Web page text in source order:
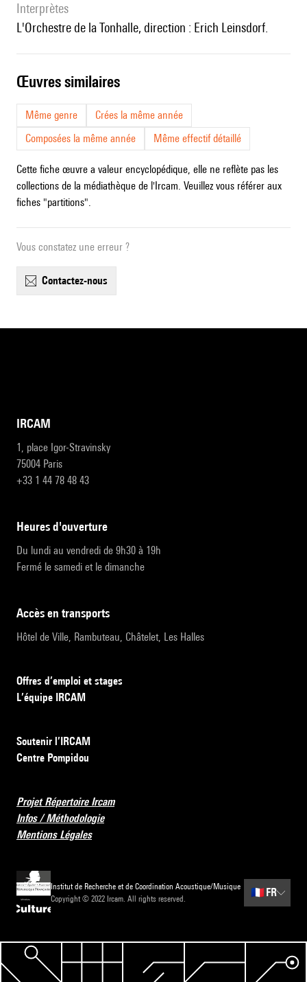
interprètes
l'Orchestre de la Tonhalle, direction : Erich Leinsdorf.
œuvres similaires
Même genre
Crées la même année
Composées la même année
Même effectif détaillé
Cette fiche œuvre a valeur encyclopédique, elle ne reflète pas les
collections de la médiathèque de l'Ircam. Veuillez vous référer aux
fiches "partitions".
Vous constatez une erreur ?
contactez-nous
IRCAM
1, place Igor-Stravinsky
75004 Paris
+33 1 44 78 48 43
heures d'ouverture
Du lundi au vendredi de 9h30 à 19h
Fermé le samedi et le dimanche
accès en transports
Hôtel de Ville, Rambuteau, Châtelet, Les Halles
Offres d’emploi et stages
L’équipe IRCAM
Soutenir l’IRCAM
Centre Pompidou
Projet Répertoire Ircam
Infos / Méthodologie
Mentions Légales
Institut de Recherche et de Coordination Acoustique/Musique
Copyright © 2022 Ircam. All rights reserved.
🇫🇷 FR